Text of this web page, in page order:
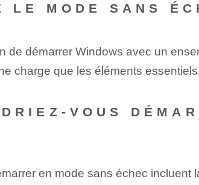
LE MODE SANS
de démarrer Windows avec un
charge que les éléments
VOUS
en mode sans échec